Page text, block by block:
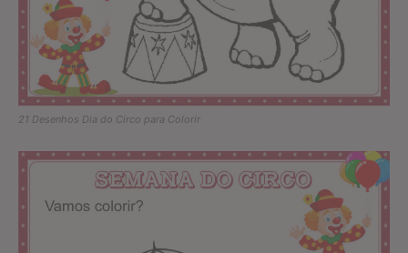
21 Desenhos Dia do Circo para Colorir